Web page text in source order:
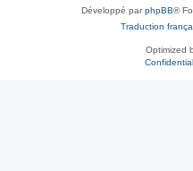
Développé parphpBB®
Traduction
Optimized